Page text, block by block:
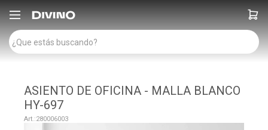

ASIENTO DE OFICINA - MALLA BLANCO
HY-697
280006003